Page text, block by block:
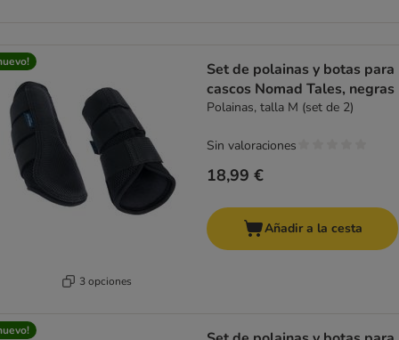
3 opciones
Set de polainas y botas para
cascos Nomad Tales, negras
Polainas, talla M (set de 2)
18,99 €
Sin valoraciones
Añadir a la cesta